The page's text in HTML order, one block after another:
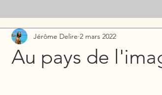
Au pays de
Jérôme Delire 2 mars 2022